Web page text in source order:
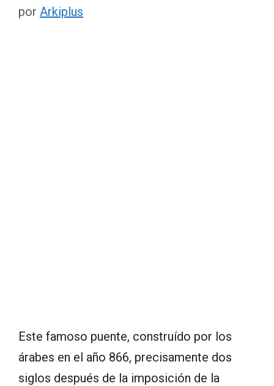
por Arkiplus
Este famoso puente, construído por los
árabes en el año 866, precisamente dos
siglos después de la imposición de la